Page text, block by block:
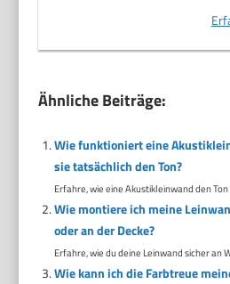
Ähnliche Beiträge:
Wie funktioniert eine
sie tatsächlich den Ton?
Erfahre, wie eine Akustikleinwand den
Wie montiere ich meine
oder an der Decke?
Erfahre, wie du deine Leinwand sicher an
Wie kann ich die Farbtreue